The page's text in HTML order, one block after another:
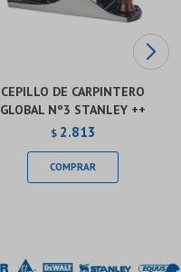
CEPILLO DE CARPINTERO
GLOBAL Nº3 STANLEY ++
$ 2.813